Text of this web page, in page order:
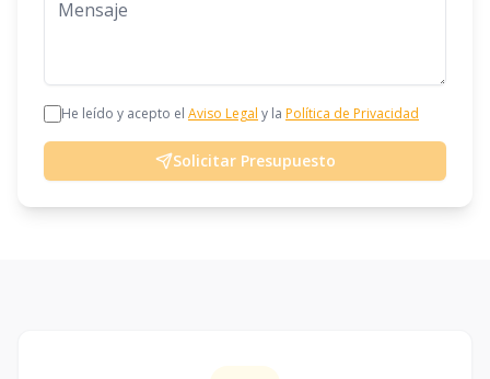
He leído y acepto el Aviso Legal y la Política de Privacidad
Solicitar Presupuesto